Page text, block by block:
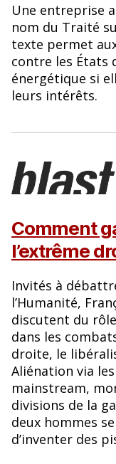
Une entreprise
nom du Traité
texte permet
contre les États
énergétique si
leurs intérêts.
Comment
l’extrême
Invités à
l’Humanité,
discutent du
dans les
droite, le
Aliénation via
mainstream,
divisions de la
deux hommes
d’inventer des